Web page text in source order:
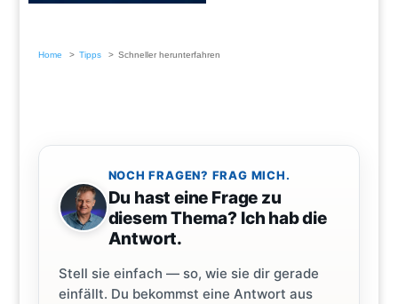
Home Tipps Schneller herunterfahren
NOCH FRAGEN? FRAG MICH.
Du hast eine Frage zu
diesem Thema? Ich hab die
Antwort.
Stell sie einfach — so, wie sie dir gerade
einfällt. Du bekommst eine Antwort aus